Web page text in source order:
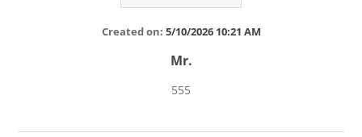
Created on: 5/10/2026 10:21 AM
Mr.
555